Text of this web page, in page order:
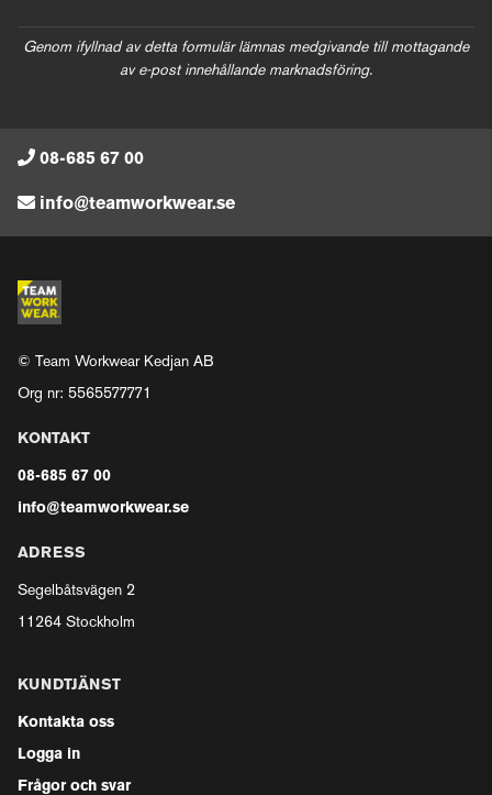
Genom ifyllnad av detta formulär lämnas medgivande till mottagande
av e-post innehållande marknadsföring.
08-685 67 00
info@teamworkwear.se
© Team Workwear Kedjan AB
Org nr: 5565577771
KONTAKT
08-685 67 00
info@teamworkwear.se
ADRESS
Segelbåtsvägen 2
11264 Stockholm
KUNDTJÄNST
Kontakta oss
Logga in
Frågor och svar